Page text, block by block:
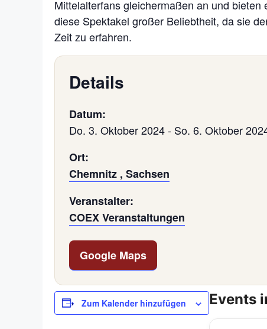
Mittelalterfans gleichermaßen an und
diese Spektakel großer Beliebtheit, da sie
Zeit zu erfahren.
Details
Datum:
Do. 3. Oktober 2024- So. 6. Oktober
Ort:
Chemnitz , Sachsen
Veranstalter:
COEX Veranstaltungen
Google Maps
Zum Kalender hinzufügen Events